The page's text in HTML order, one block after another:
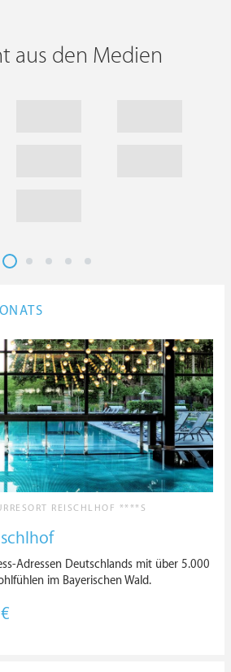
aus den Medien
REISCHLHOF ****S
Adressen Deutschlands mit über 5.000
im Bayerischen Wald.